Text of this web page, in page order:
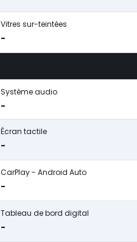
Vitres sur-teintées
-
Système audio
-
Écran tactile
-
CarPlay - Android Auto
-
Tableau de bord digital
-